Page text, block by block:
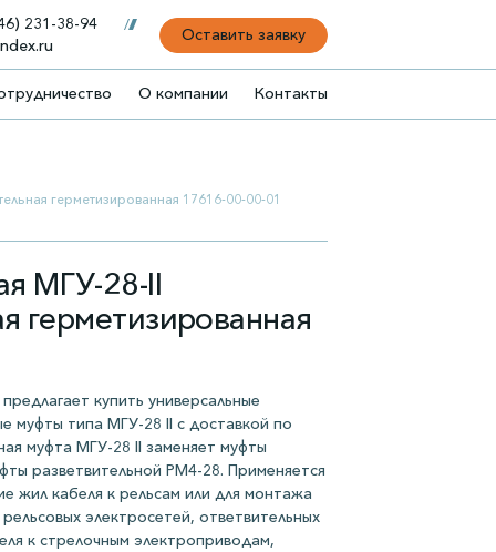
231-38-94
Оставить заявку
О компании Контакты
герметизированная 17616-00-00-01
МГУ-28-II
герметизированная
купить универсальные
муфты типа МГУ-28 II с доставкой по
муфта МГУ-28 II заменяет муфты
разветвительной РМ4-28. Применяется
жил кабеля к рельсам или для монтажа
электросетей, ответвительных
к стрелочным электроприводам,